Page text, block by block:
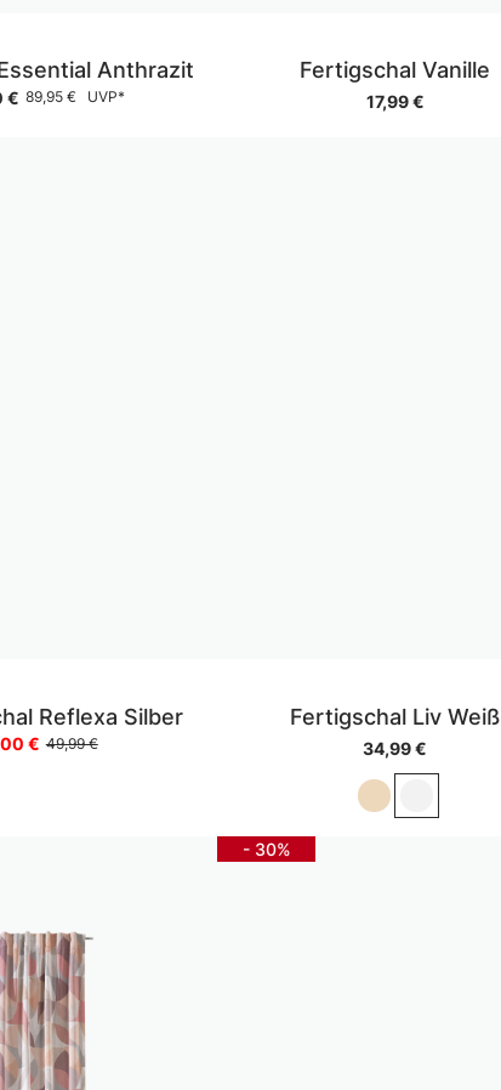
Anthrazit
€ 89,95 € UVP*
Fertigschal Vanille
17,99 €
Reflexa Silber
€ 49,99 €
Fertigschal Liv Weiß
34,99 €
- 30%